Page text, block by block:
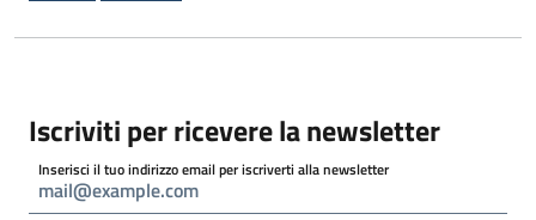
le
Informazioni
locali
Iscriviti per ricevere la newsletter
Inserisci il tuo indirizzo email per iscriverti alla newsletter